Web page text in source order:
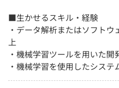
■生かせるスキル・経験
・データ解析またはソフト
上
・機械学習ツールを用いた
・機械学習を使用したシス